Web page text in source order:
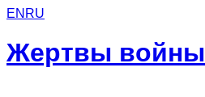
EN RU
Жертвы войны